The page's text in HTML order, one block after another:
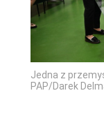
Jedna z
PAP/Darek